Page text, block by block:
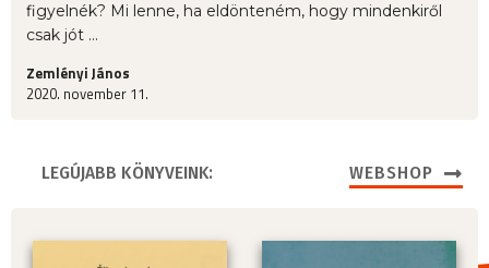
figyelnék? Mi lenne, ha eldönteném, hogy mindenkiről
csak jót ...
Zemlényi János
2020. november 11.
LEGÚJABB KÖNYVEINK: WEBSHOP